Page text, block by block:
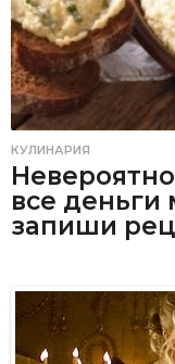
КУЛИНАРИЯ
все деньги
запиши